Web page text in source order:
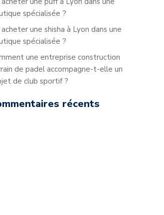
spécialisée ?
acheter une shisha à Lyon dans une
spécialisée ?
une entreprise construction
de padel accompagne-t-elle un
de club sportif ?
récents